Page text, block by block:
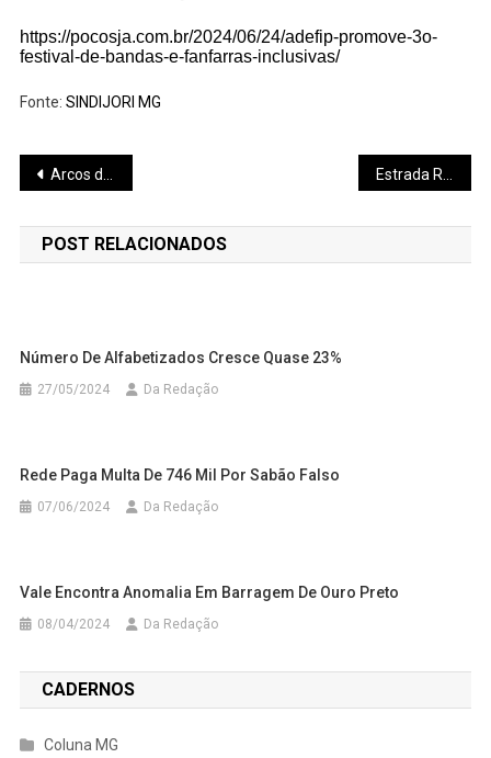
https://pocosja.com.br/2024/06/24/adefip-promove-3o-
festival-de-bandas-e-fanfarras-inclusivas/
Fonte: SINDIJORI MG
Navegação
de
Post
Arcos deve 12 milhões a servidores Estrada Real pede socorro
POST RELACIONADOS
Número De Alfabetizados Cresce Quase 23%
27/05/2024 Da Redação
Rede Paga Multa De 746 Mil Por Sabão Falso
07/06/2024 Da Redação
Vale Encontra Anomalia Em Barragem De Ouro Preto
08/04/2024 Da Redação
CADERNOS
Coluna MG